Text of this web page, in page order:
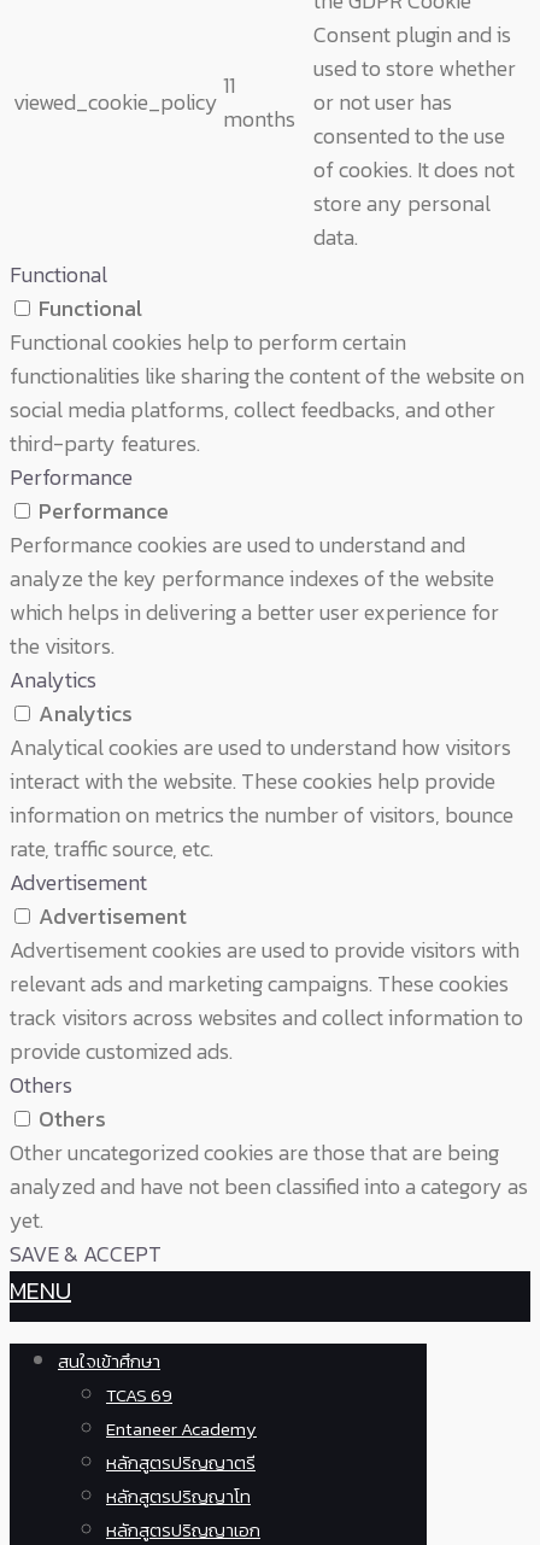
viewed_cookie_policy
11
months
Consent plugin and is
used to store whether
or not user has
consented to the use
of cookies. It does not
store any personal
data.
Functional
Functional
Functional cookies help to perform certain
functionalities like sharing the content of the website on
social media platforms, collect feedbacks, and other
third-party features.
Performance
Performance
Performance cookies are used to understand and
analyze the key performance indexes of the website
which helps in delivering a better user experience for
the visitors.
Analytics
Analytics
Analytical cookies are used to understand how visitors
interact with the website. These cookies help provide
information on metrics the number of visitors, bounce
rate, traffic source, etc.
Advertisement
Advertisement
Advertisement cookies are used to provide visitors with
relevant ads and marketing campaigns. These cookies
track visitors across websites and collect information to
provide customized ads.
Others
Others
Other uncategorized cookies are those that are being
analyzed and have not been classified into a category as
yet.
SAVE & ACCEPT
MENU
สนใจเข้าศึกษา
TCAS 69
Entaneer Academy
หลักสูตรปริญญาตรี
หลักสูตรปริญญาโท
หลักสูตรปริญญาเอก